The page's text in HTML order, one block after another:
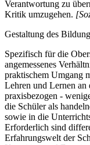
Verantwortung zu
Kritik umzugehen.
Gestaltung des
Spezifisch für die
angemessenes
praktischem Umgang
Lehren und Lernen an
praxisbezogen -
die Schüler als
sowie in die
Erforderlich sind
Erfahrungswelt der